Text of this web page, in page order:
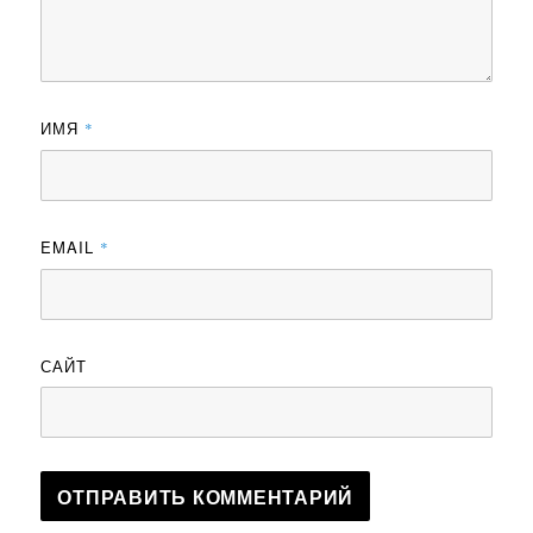
ИМЯ *
EMAIL *
САЙТ